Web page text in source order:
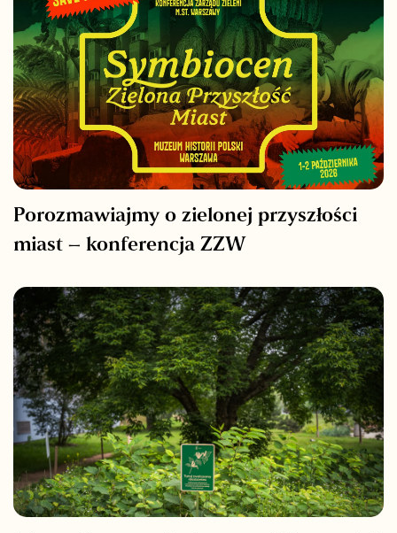
Porozmawiajmy o zielonej przyszłości
miast – konferencja ZZW